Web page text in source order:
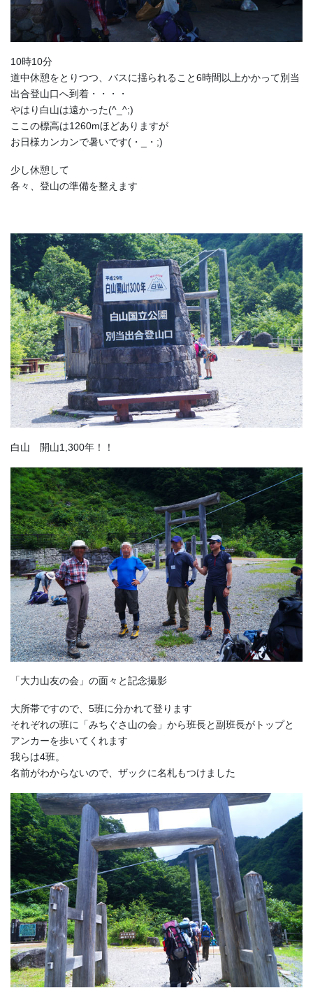
10時10分
道中休憩をとりつつ、バスに揺られること6時間以上かかって別当
出合登山口へ到着・・・・
やはり白山は遠かった(^_^;)
ここの標高は1260mほどありますが
お日様カンカンで暑いです(・_・;)
少し休憩して
各々、登山の準備を整えます
白山 開山1,300年！！
「大力山友の会」の面々と記念撮影
大所帯ですので、5班に分かれて登ります
それぞれの班に「みちぐさ山の会」から班長と副班長がトップと
アンカーを歩いてくれます
我らは4班。
名前がわからないので、ザックに名札もつけました